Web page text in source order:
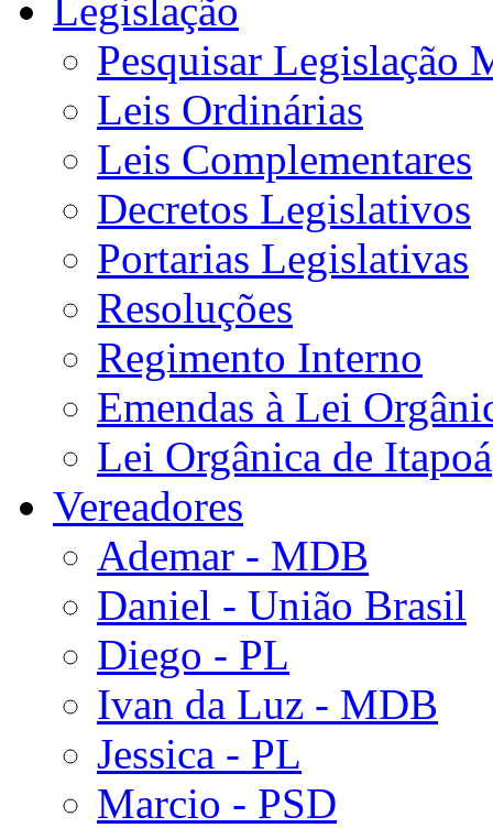
Legislação
Pesquisar Legislação
Leis Ordinárias
Leis Complementares
Decretos Legislativos
Portarias Legislativas
Resoluções
Regimento Interno
Emendas à Lei
Lei Orgânica de Itapoá
Vereadores
Ademar - MDB
Daniel - União Brasil
Diego - PL
Ivan da Luz - MDB
Jessica - PL
Marcio - PSD